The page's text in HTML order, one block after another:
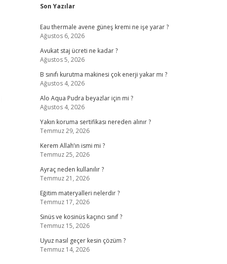
Sidebar
Son Yazılar
Eau thermale avene güneş kremi ne işe yarar ?
Ağustos 6, 2026
Avukat staj ücreti ne kadar ?
Ağustos 5, 2026
B sınıfı kurutma makinesi çok enerji yakar mı ?
Ağustos 4, 2026
Alo Aqua Pudra beyazlar için mi ?
Ağustos 4, 2026
Yakın koruma sertifikası nereden alınır ?
Temmuz 29, 2026
Kerem Allah’ın ismi mi ?
Temmuz 25, 2026
Ayraç neden kullanılır ?
Temmuz 21, 2026
Eğitim materyalleri nelerdir ?
Temmuz 17, 2026
Sinüs ve kosinüs kaçıncı sınıf ?
Temmuz 15, 2026
Uyuz nasıl geçer kesin çözüm ?
Temmuz 14, 2026